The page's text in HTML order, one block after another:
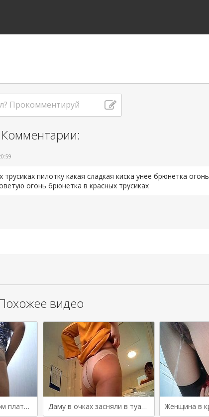
Прокомментируй
Комментарии:
пилотку какая сладкая киска унее брюнетка огонь
огонь брюнетка в красных трусиках
видео
Брюнетка в коротком платье засветила киску писая в общественном туалете Даму в очках засняли в туалете на камеру